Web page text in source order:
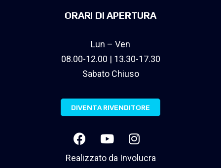
ORARI DI APERTURA
Lun – Ven
08.00-12.00 | 13.30-17.30
Sabato Chiuso
DIVENTA RIVENDITORE
Realizzato da Involucra